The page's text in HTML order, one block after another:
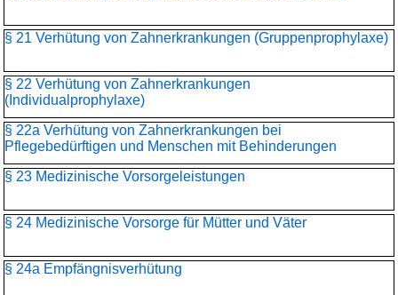
§ 21 Verhütung von Zahnerkrankungen (Gruppenprophylaxe)
§ 22 Verhütung von Zahnerkrankungen
(Individualprophylaxe)
§ 22a Verhütung von Zahnerkrankungen bei
Pflegebedürftigen und Menschen mit Behinderungen
§ 23 Medizinische Vorsorgeleistungen
§ 24 Medizinische Vorsorge für Mütter und Väter
§ 24a Empfängnisverhütung